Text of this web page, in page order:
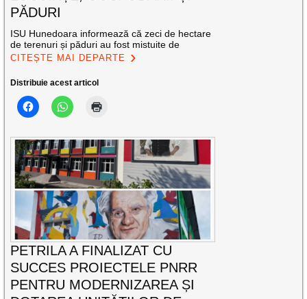
PĂDURI
ISU Hunedoara informează că zeci de hectare
de terenuri și păduri au fost mistuite de
CITEȘTE MAI DEPARTE
Distribuie acest articol
PETRILA A FINALIZAT CU
SUCCES PROIECTELE PNRR
PENTRU MODERNIZAREA ȘI